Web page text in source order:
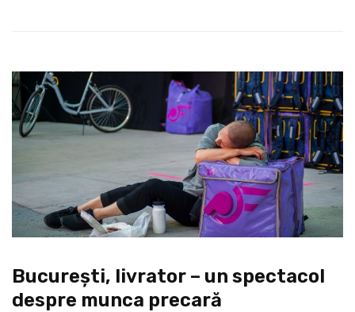
București, livrator – un spectacol
despre munca precară